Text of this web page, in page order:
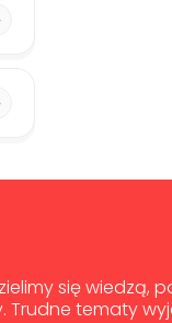
się wiedzą,
Trudne tematy